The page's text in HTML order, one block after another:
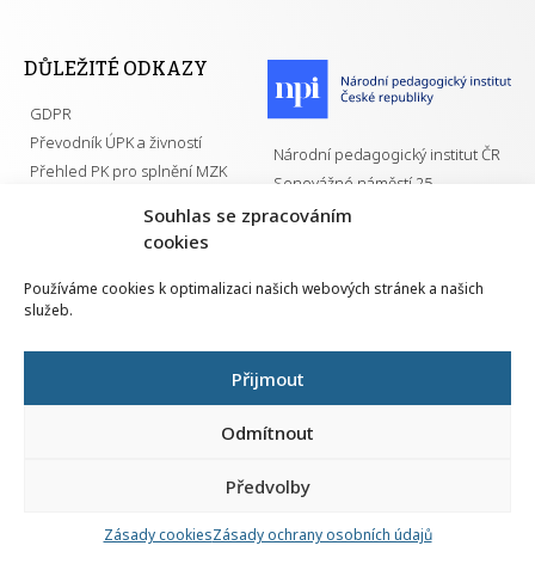
Souhlas se zpracováním
cookies
Používáme cookies k optimalizaci našich webových stránek a našich
služeb.
Přijmout
Odmítnout
Předvolby
Zásady cookiesZásady ochrany osobních údajů
DŮLEŽITÉ ODKAZY
GDPR
Převodník ÚPK a živností
Přehled PK pro splnění MZK
Národní pedagogický institut ČR
Senovážné náměstí 25
110 00 Praha 1